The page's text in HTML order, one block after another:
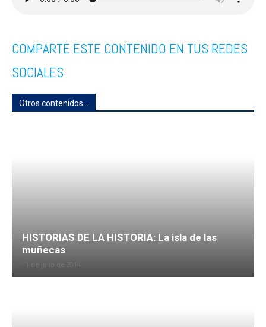
COMPARTE ESTE CONTENIDO EN TUS REDES
SOCIALES
Otros contenidos...
HISTORIAS DE LA HISTORIA: La isla de las
muñecas